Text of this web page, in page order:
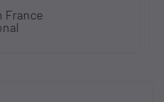
France